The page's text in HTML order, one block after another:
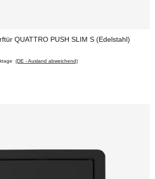
QUATTRO PUSH SLIM S (Edelstahl)
(DE - Ausland abweichend)